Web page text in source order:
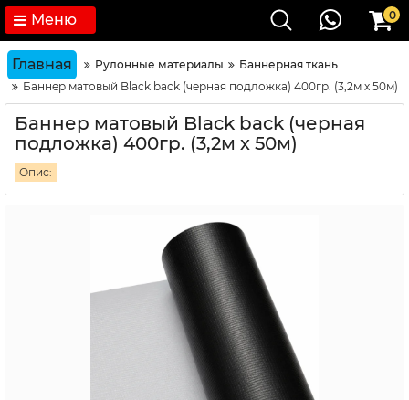
Меню 0
Главная Рулонные материалы
Баннерная ткань
Баннер матовый Black back (черная подложка) 400гр. (3,2м х 50м)
Баннер матовый Black back (черная
подложка) 400гр. (3,2м х 50м)
Опис: